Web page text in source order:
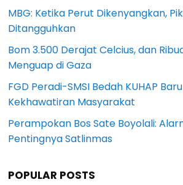
MBG: Ketika Perut Dikenyangkan,
Ditangguhkan
Bom 3.500 Derajat Celcius, dan
Menguap di Gaza
FGD Peradi-SMSI Bedah KUHAP
Kekhawatiran Masyarakat
Perampokan Bos Sate Boyolali:
Pentingnya Satlinmas
POPULAR POSTS